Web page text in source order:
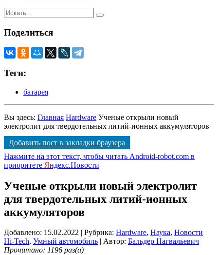
Поделиться
Теги:
батарея
Вы здесь: Главная Hardware Ученые открыли новый
электролит для твердотельных литий-ионных аккумуляторов
Добавить пост в закладки браузера
Нажмите на этот текст, чтобы читать Android-robot.com в
приоритете Яндекс.Новости
Ученые открыли новый электролит
для твердотельных литий-ионных
аккумуляторов
Добавлено: 15.02.2022 | Рубрика: Hardware, Наука, Новости
Hi-Tech, Умный автомобиль | Автор: Бальдер Нагвальевич
Прочитано: 1196 раз(а)